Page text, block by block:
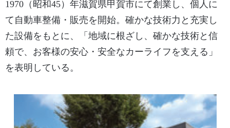
1970（昭和45）年滋賀県甲賀市にて創業し、個人に
て自動車整備・販売を開始。確かな技術力と充実し
た設備をもとに、「地域に根ざし、確かな技術と信
頼で、お客様の安心・安全なカーライフを支える」
を表明している。